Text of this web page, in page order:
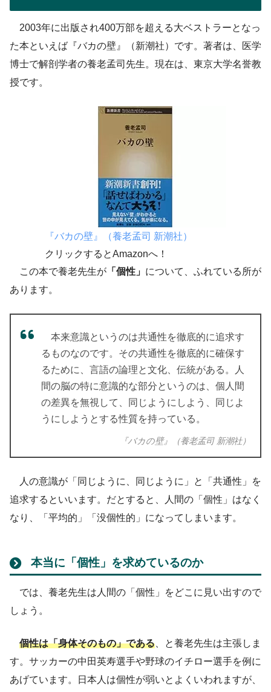
2003年に出版され400万部を超える大ベストラーとなっ
た本といえば『バカの壁』（新潮社）です。著者は、医学
博士で解剖学者の養老孟司先生。現在は、東京大学名誉教
授です。
『バカの壁』（養老孟司 新潮社）
クリックするとAmazonへ！
この本で養老先生が 「個性」 について、ふれている所が
あります。
本来意識というのは共通性を徹底的に追求す
るものなのです。その共通性を徹底的に確保す
るために、言語の論理と文化、伝統がある。人
間の脳の特に意識的な部分というのは、個人間
の差異を無視して、同じようにしよう、同じよ
うにしようとする性質を持っている。
『バカの壁』（養老孟司 新潮社）
人の意識が「同じように、同じように」と「共通性」を
追求するといいます。だとすると、人間の「個性」はなく
なり、「平均的」「没個性的」になってしまいます。
本当に「個性」を求めているのか
では、養老先生は人間の「個性」をどこに見い出すので
しょう。
個性は「身体そのもの」である 、と養老先生は主張しま
す。サッカーの中田英寿選手や野球のイチロー選手を例に
あげています。日本人は個性が弱いとよくいわれますが、